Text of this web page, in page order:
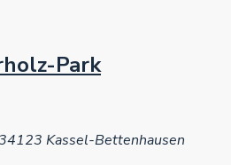
Park
Kassel-Bettenhausen